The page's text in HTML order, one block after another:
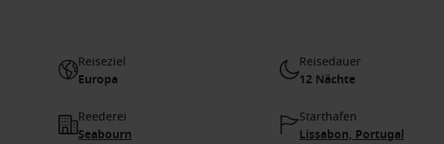
Reiseziel
Europa
Reisedauer
12 Nächte
Reederei
Seabourn
Starthafen
Lissabon, Portugal